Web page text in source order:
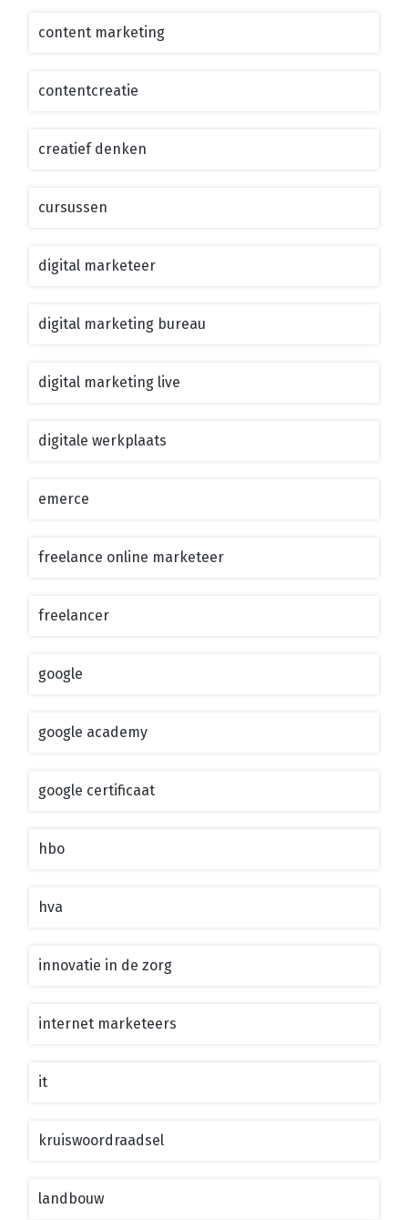
content marketing
contentcreatie
creatief denken
cursussen
digital marketeer
digital marketing bureau
digital marketing live
digitale werkplaats
emerce
freelance online marketeer
freelancer
google
google academy
google certificaat
hbo
hva
innovatie in de zorg
internet marketeers
it
kruiswoordraadsel
landbouw